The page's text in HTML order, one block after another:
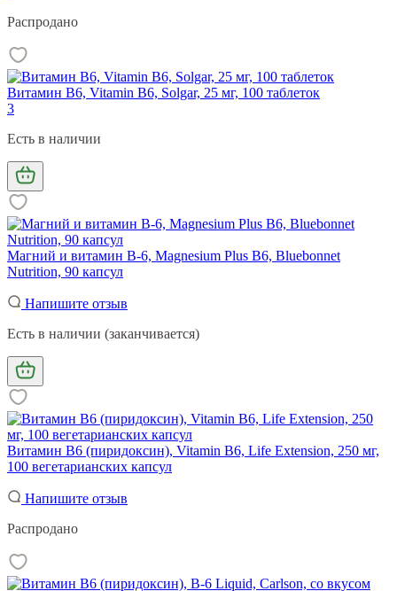
Распродано
Витамин В6, Vitamin B6, Solgar, 25 мг, 100 таблеток
3
Есть в наличии
Магний и витамин В-6, Magnesium Plus B6, Bluebonnet
Nutrition, 90 капсул
Напишите отзыв
Есть в наличии (заканчивается)
Витамин В6 (пиридоксин), Vitamin B6, Life Extension, 250 мг,
100 вегетарианских капсул
Напишите отзыв
Распродано